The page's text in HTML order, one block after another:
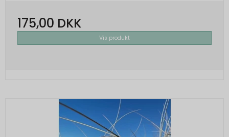
175,00 DKK
Vis produkt